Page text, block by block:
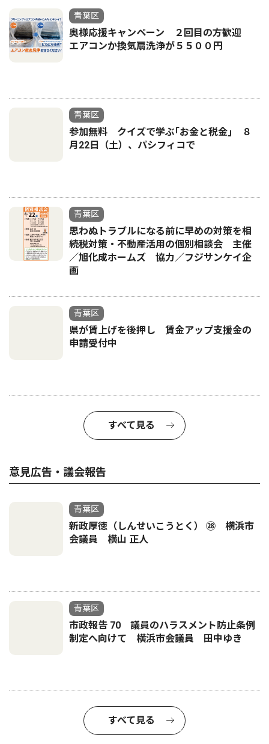
青葉区
奥様応援キャンペーン ２回目の方歓迎
エアコンか換気扇洗浄が５５００円
青葉区
参加無料 クイズで学ぶ｢お金と税金｣ ８
月22日（土）、パシフィコで
青葉区
思わぬトラブルになる前に早めの対策を相
続税対策・不動産活用の個別相談会 主催
／旭化成ホームズ 協力／フジサンケイ企
画
青葉区
県が賃上げを後押し 賃金アップ支援金の
申請受付中
すべて見る
意見広告・議会報告
青葉区
新政厚徳（しんせいこうとく） ㉘ 横浜市
会議員 横山 正人
青葉区
市政報告 70 議員のハラスメント防止条例
制定へ向けて 横浜市会議員 田中ゆき
すべて見る